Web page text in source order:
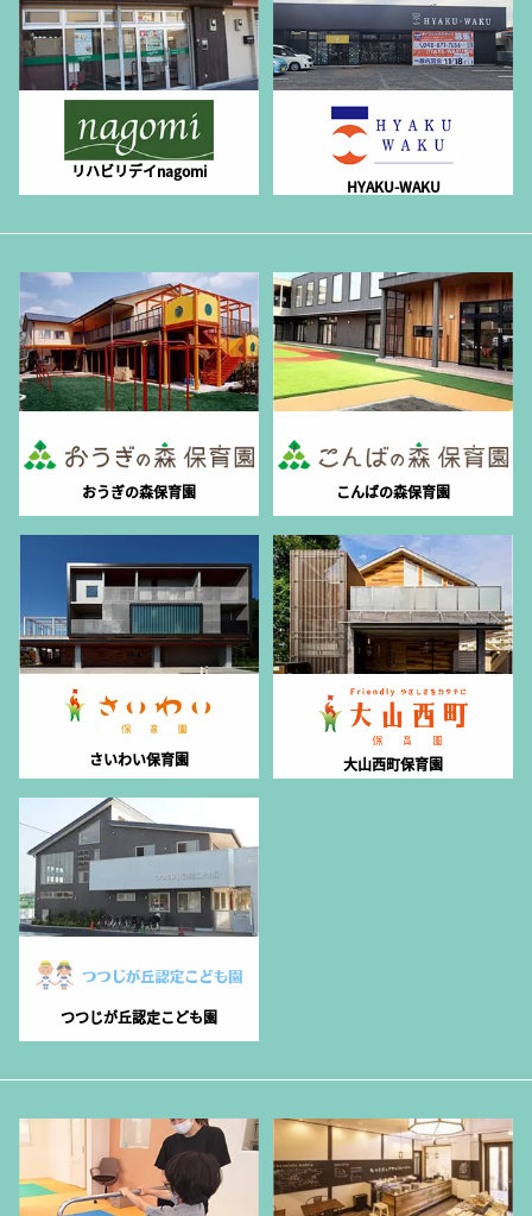
リハビリデイnagomi
HYAKU-WAKU
おうぎの森保育園 こんばの森保育園
さいわい保育園 大山西町保育園
つつじが丘認定こども園